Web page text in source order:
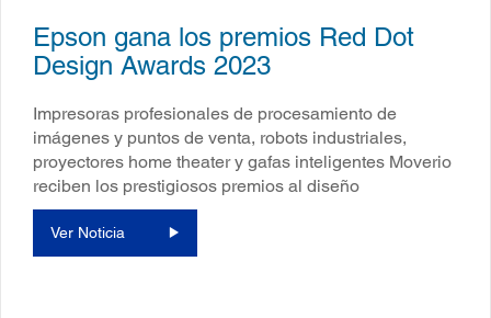
Epson gana los premios Red Dot
Design Awards 2023
Impresoras profesionales de procesamiento de
imágenes y puntos de venta, robots industriales,
proyectores home theater y gafas inteligentes Moverio
reciben los prestigiosos premios al diseño
Ver Noticia